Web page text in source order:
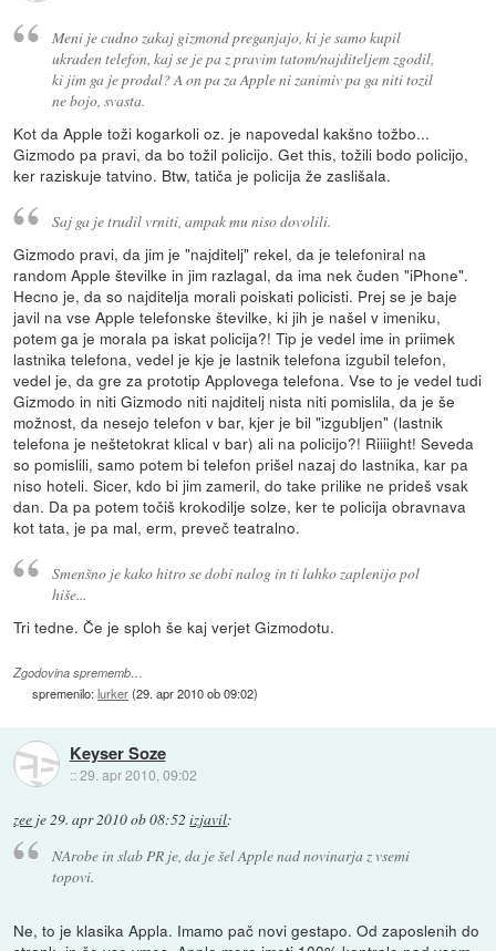
Meni je cudno zakaj gizmond preganjajo, ki je samo kupil
ukraden telefon, kaj se je pa z pravim tatom/najditeljem zgodil,
ki jim ga je prodal? A on pa za Apple ni zanimiv pa ga niti tozil
ne bojo, svasta.
Kot da Apple toži kogarkoli oz. je napovedal kakšno tožbo...
Gizmodo pa pravi, da bo tožil policijo. Get this, tožili bodo policijo,
ker raziskuje tatvino. Btw, tatiča je policija že zaslišala.
Saj ga je trudil vrniti, ampak mu niso dovolili.
Gizmodo pravi, da jim je "najditelj" rekel, da je telefoniral na
random Apple številke in jim razlagal, da ima nek čuden "iPhone".
Hecno je, da so najditelja morali poiskati policisti. Prej se je baje
javil na vse Apple telefonske številke, ki jih je našel v imeniku,
potem ga je morala pa iskat policija?! Tip je vedel ime in priimek
lastnika telefona, vedel je kje je lastnik telefona izgubil telefon,
vedel je, da gre za prototip Applovega telefona. Vse to je vedel tudi
Gizmodo in niti Gizmodo niti najditelj nista niti pomislila, da je še
možnost, da nesejo telefon v bar, kjer je bil "izgubljen" (lastnik
telefona je neštetokrat klical v bar) ali na policijo?! Riiiight! Seveda
so pomislili, samo potem bi telefon prišel nazaj do lastnika, kar pa
niso hoteli. Sicer, kdo bi jim zameril, do take prilike ne prideš vsak
dan. Da pa potem točiš krokodilje solze, ker te policija obravnava
kot tata, je pa mal, erm, preveč teatralno.
Smenšno je kako hitro se dobi nalog in ti lahko zaplenijo pol
hiše...
Tri tedne. Če je sploh še kaj verjet Gizmodotu.
Zgodovina sprememb…
spremenilo:lurker(29. apr 2010 ob 09:02)
Keyser Soze
::29. apr 2010, 09:02
zee je 29. apr 2010 ob 08:52 izjavil:
NArobe in slab PR je, da je šel Apple nad novinarja z vsemi
topovi.
Ne, to je klasika Appla. Imamo pač novi gestapo. Od zaposlenih do